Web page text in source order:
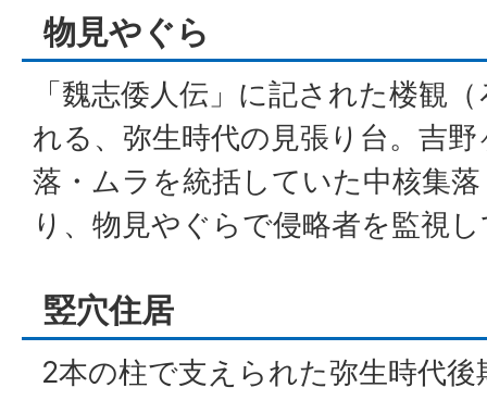
物見やぐら
「魏志倭人伝」に記された楼観
れる、弥生時代の見張り台。吉
落・ムラを統括していた中核集
り、物見やぐらで侵略者を監視
竪穴住居
2本の柱で支えられた弥生時代